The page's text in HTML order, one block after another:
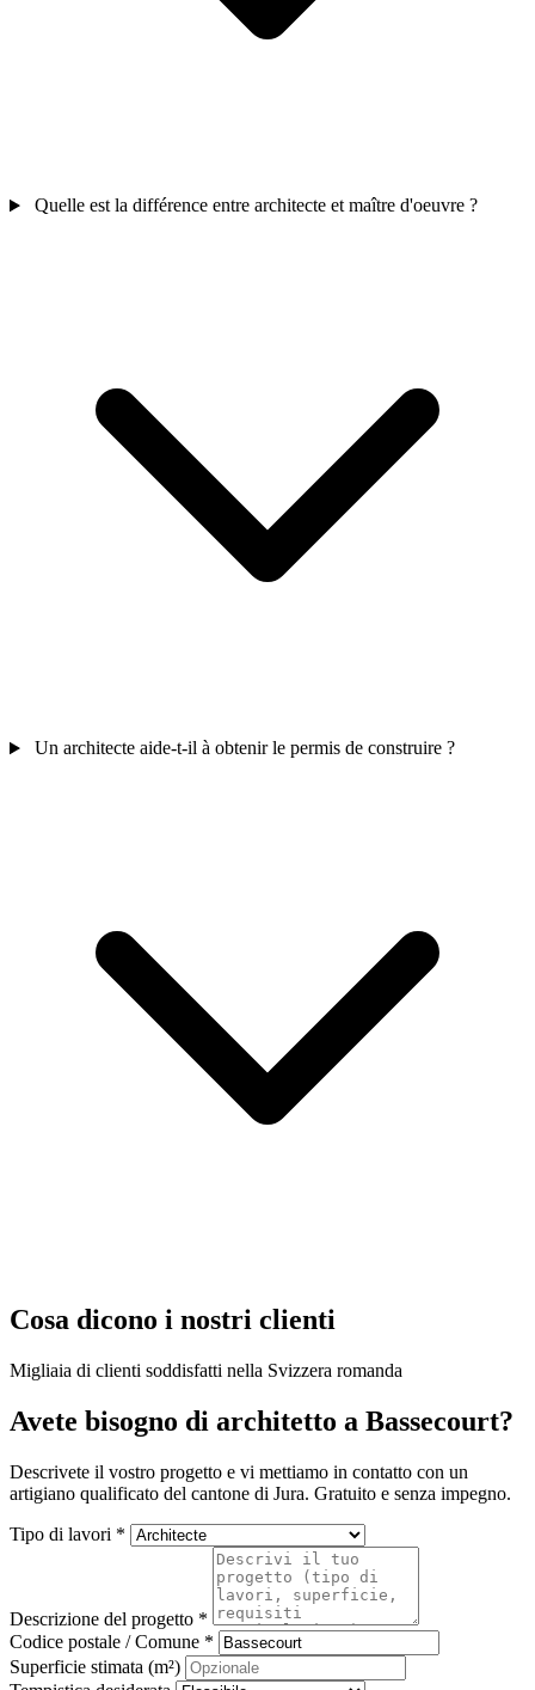
Quelle est la différence entre architecte et maître d'oeuvre ?
Un architecte aide-t-il à obtenir le permis de construire ?
Cosa dicono i nostri clienti
Migliaia di clienti soddisfatti nella Svizzera romanda
Avete bisogno di architetto a Bassecourt?
Descrivete il vostro progetto e vi mettiamo in contatto con un
artigiano qualificato del cantone di Jura. Gratuito e senza impegno.
Tipo di lavori *
Descrizione del progetto *
Codice postale / Comune *
Superficie stimata (m²)